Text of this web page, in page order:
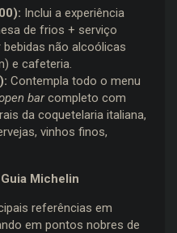
Inclui a experiência
de frios + serviço
não alcoólicas
e cafeteria.
Contempla todo o menu
barcompleto com
da coquetelaria italiana,
vinhos finos,
Michelin
referências em
em pontos nobres de